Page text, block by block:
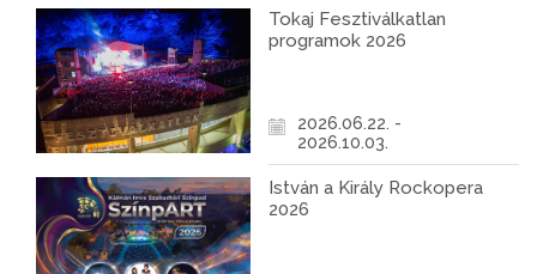
Tokaj Fesztiválkatlan
programok 2026
2026.06.22. -
2026.10.03.
István a Király Rockopera
2026